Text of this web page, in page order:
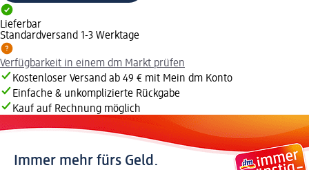
Lieferbar
Standardversand 1-3 Werktage
Verfügbarkeit in einem dm Markt prüfen
Kostenloser Versand ab 49 € mit Mein dm Konto
Einfache & unkomplizierte Rückgabe
Kauf auf Rechnung möglich
Immer mehr fürs Geld.